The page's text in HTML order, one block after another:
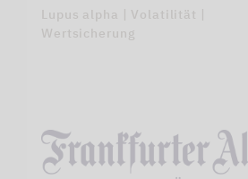
Lupus alpha | Volatilität |
Wertsicherung